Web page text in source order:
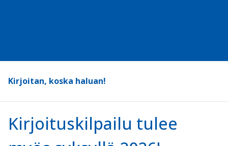
Kirjoitan, koska haluan!
Kirjoituskilpailu tulee